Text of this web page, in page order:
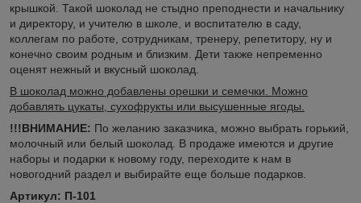
крышкой. Такой шоколад не стыдно преподнести и начальнику
и директору, и учителю в школе, и воспитателю в саду,
коллегам по работе, сотрудникам, тренеру, репетитору, ну и
конечно своим родным и близким. Дети также непременно
оценят нежный и вкусный шоколад.
В шоколад можно добавлены орешки и семечки. Можно
добавлять цукаты, сухофрукты или высушенные ягоды.
!!!ВНИМАНИЕ: По желанию заказчика, можно выбрать горький,
молочный или белый шоколад. В продаже имеются и другие
наборы и подарки к новому году, переходите к нам в
новогодний раздел и выбирайте еще больше подарков.
Артикул: П-101